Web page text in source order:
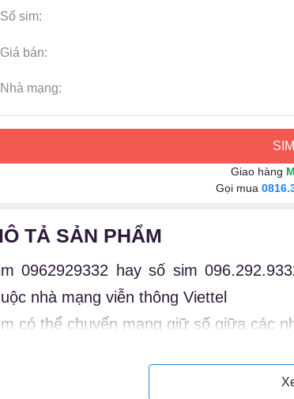
Số sim:
Giá bán:
Nhà mạng:
Giao hàng
Gọi mua
TẢ SẢN PHẨM
0962929332 hay số sim
nhà mạng viễn thông Viettel
có thể chuyển mạng giữ số giữa các